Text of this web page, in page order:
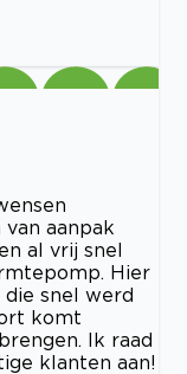
aanpak
al vrij snel
Hier
die snel werd
komt
Ik raad
klanten aan!